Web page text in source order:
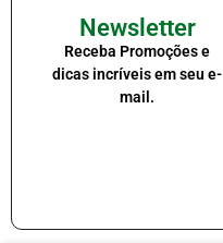
Newsletter
Receba Promoções e
dicas incríveis em seu e-
mail.